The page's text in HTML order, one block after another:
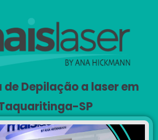
de Depilação a laser em
SP